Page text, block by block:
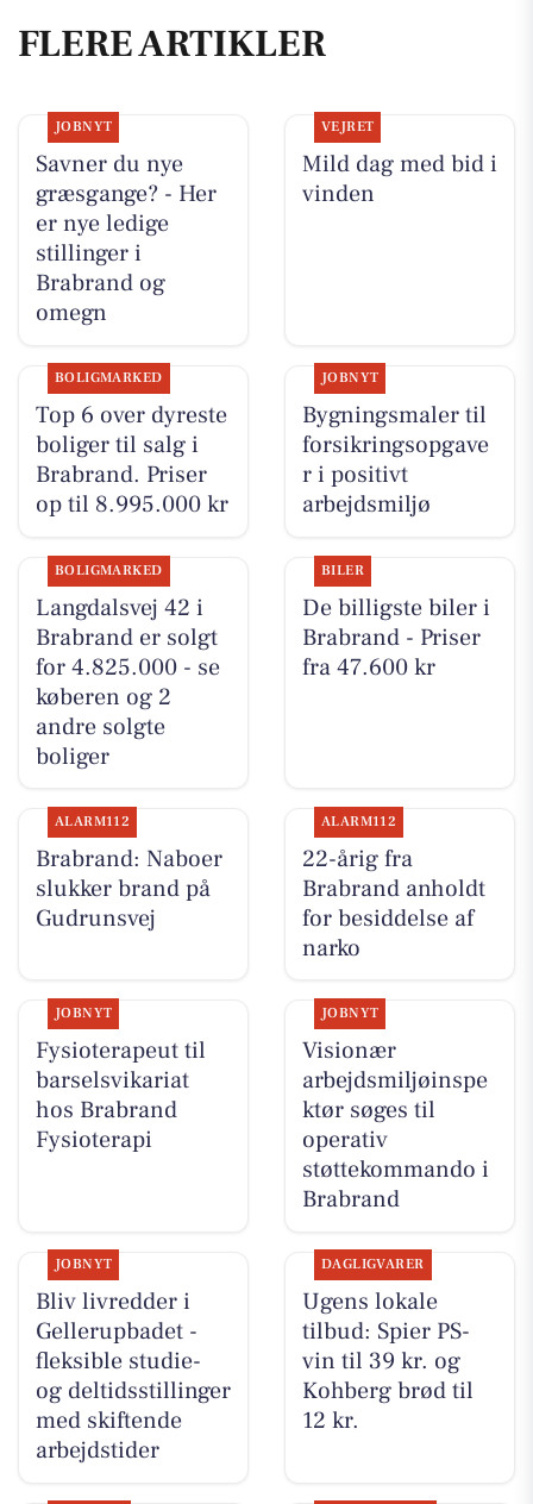
FLERE ARTIKLER
JOBNYT
Savner du nye
græsgange? - Her
er nye ledige
stillinger i
Brabrand og
omegn
VEJRET
Mild dag med bid i
vinden
BOLIGMARKED
Top 6 over dyreste
boliger til salg i
Brabrand. Priser
op til 8.995.000 kr
JOBNYT
Bygningsmaler til
forsikringsopgave
r i positivt
arbejdsmiljø
BOLIGMARKED
Langdalsvej 42 i
Brabrand er solgt
for 4.825.000 - se
køberen og 2
andre solgte
boliger
BILER
De billigste biler i
Brabrand - Priser
fra 47.600 kr
ALARM112
Brabrand: Naboer
slukker brand på
Gudrunsvej
ALARM112
22-årig fra
Brabrand anholdt
for besiddelse af
narko
JOBNYT
Fysioterapeut til
barselsvikariat
hos Brabrand
Fysioterapi
JOBNYT
Visionær
arbejdsmiljøinspe
ktør søges til
operativ
støttekommando i
Brabrand
JOBNYT
Bliv livredder i
Gellerupbadet -
fleksible studie-
og deltidsstillinger
med skiftende
arbejdstider
DAGLIGVARER
Ugens lokale
tilbud: Spier PS-
vin til 39 kr. og
Kohberg brød til
12 kr.